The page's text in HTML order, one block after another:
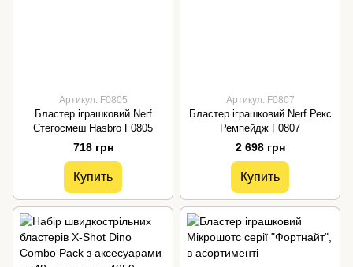
Артикул: F0805
Бластер іграшковий Nerf
Стегосмеш Hasbro F0805
718 грн
Купить
Артикул: F0807
Бластер іграшковий Nerf Рекс
Ремпейдж F0807
2 698 грн
Купить